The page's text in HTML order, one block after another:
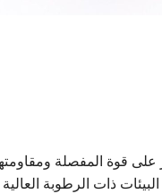
على قوة المفصلة
ذات الرطوبة العالية